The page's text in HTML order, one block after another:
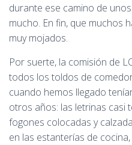
durante ese camino de
mucho. En fin, que muchos
muy mojados.
Por suerte, la comisión de
todos los toldos de
cuando hemos llegado
otros años: las letrinas casi
fogones colocadas y
en las estanterías de